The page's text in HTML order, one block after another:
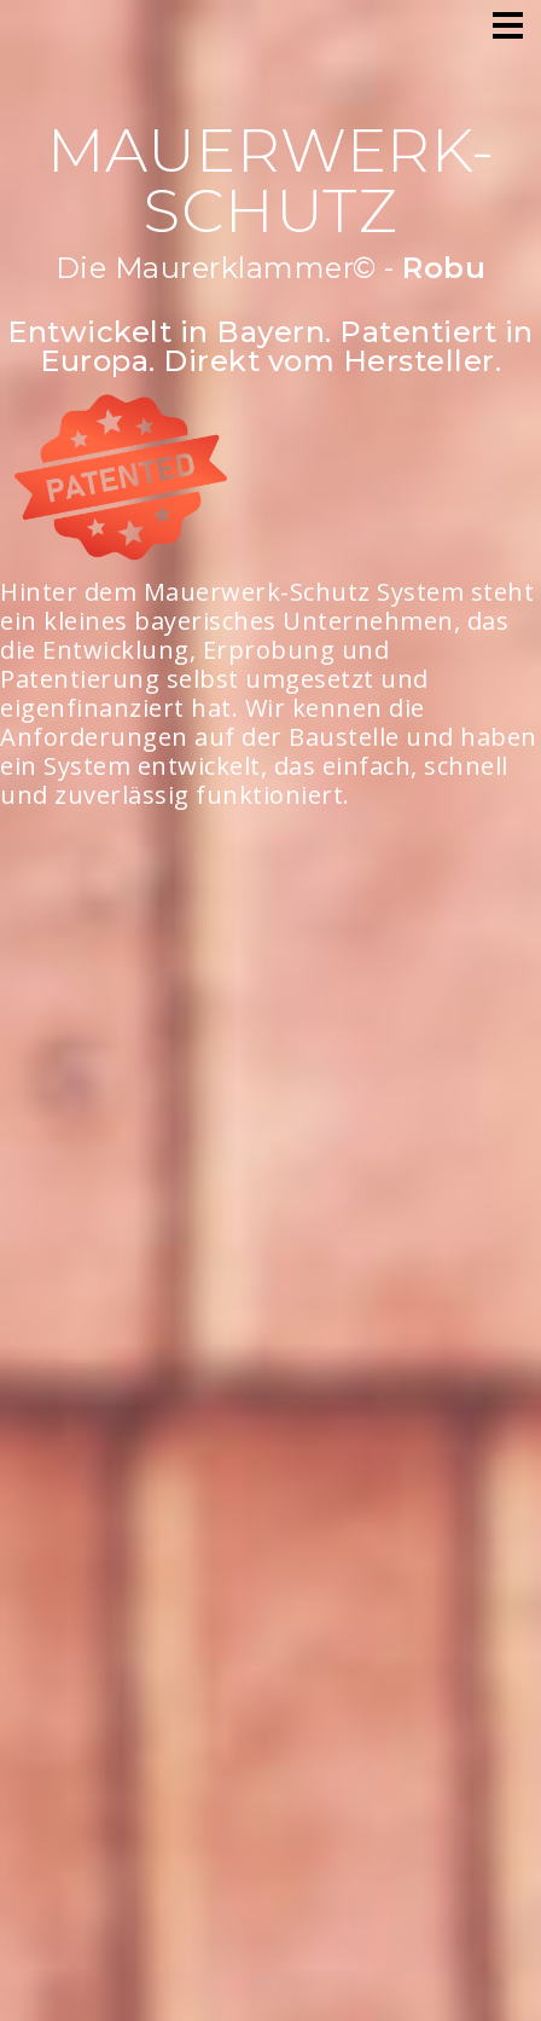
MAUERWERK-
SCHUTZ
Die Maurerklammer© -Robust &
strapazierf
Entwickelt in Bayern. Patentiert in
Europa. Direkt vom Hersteller.
Hinter dem Mauerwerk-Schutz System steht
ein kleines bayerisches Unternehmen, das
die Entwicklung, Erprobung und
Patentierung selbst umgesetzt und
eigenfinanziert hat. Wir kennen die
Anforderungen auf der Baustelle und haben
ein System entwickelt, das einfach, schnell